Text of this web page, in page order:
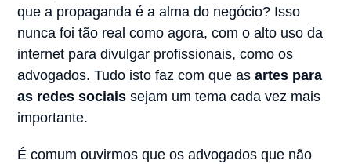
que a propaganda é a alma do negócio? Isso
nunca foi tão real como agora, com o alto uso da
internet para divulgar profissionais, como os
advogados. Tudo isto faz com que asartes para
as redes sociais sejam um tema cada vez mais
importante.
É comum ouvirmos que os advogados que não